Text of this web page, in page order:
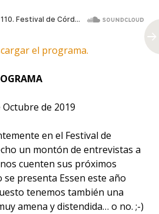
el programa.
de 2019
en el Festival de
un montón de entrevistas a
cuenten sus próximos
presenta Essen este año
tenemos también una
amena y distendida… o no. ;-)